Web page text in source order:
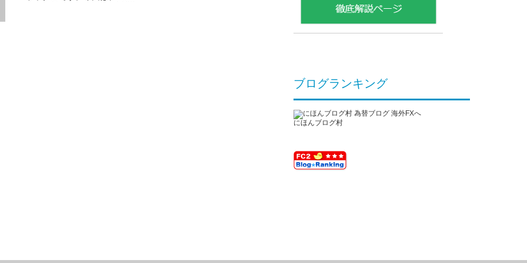
ブログランキング
にほんブログ村